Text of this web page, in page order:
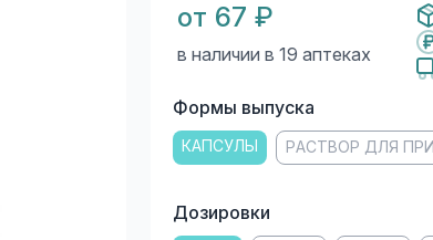
от 67 ₽
в наличии в 19 аптеках
Формы выпуска
КАПСУЛЫ РАСТВОР ДЛЯ
Дозировки